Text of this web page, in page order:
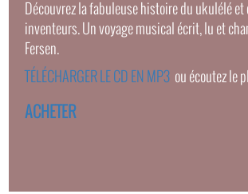
Découvrez la fabuleuse histoire du ukulélé et
inventeurs. Un voyage musical écrit, lu et
Fersen.
TÉLÉCHARGER LE CD EN MP3 ou écoutez le
ACHETER